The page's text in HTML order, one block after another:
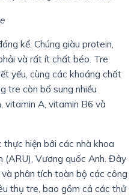
kể. Chúng giàu protein,
và rất ít chất béo. Tre
yếu, cùng các khoáng chất
tre còn bổ sung nhiều
vitamin A, vitamin B6 và
hiện bởi các nhà khoa
(ARU), Vương quốc Anh. Đây
phân tích toàn bộ các công
thụ tre, bao gồm cả các thử